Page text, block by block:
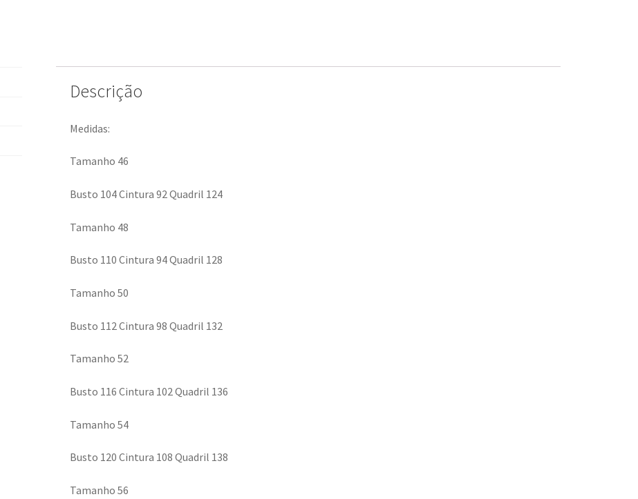
Descrição
Medidas:
Tamanho 46
Busto 104 Cintura 92 Quadril 124
Tamanho 48
Busto 110 Cintura 94 Quadril 128
Tamanho 50
Busto 112 Cintura 98 Quadril 132
Tamanho 52
Busto 116 Cintura 102 Quadril 136
Tamanho 54
Busto 120 Cintura 108 Quadril 138
Tamanho 56